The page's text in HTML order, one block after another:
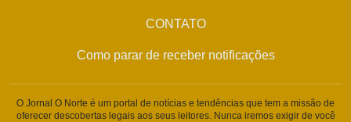
CONTATO
Como parar de receber notificações
O Jornal O Norte é um portal de notícias e tendências que tem a missão de
oferecer descobertas legais aos seus leitores. Nunca iremos exigir de você